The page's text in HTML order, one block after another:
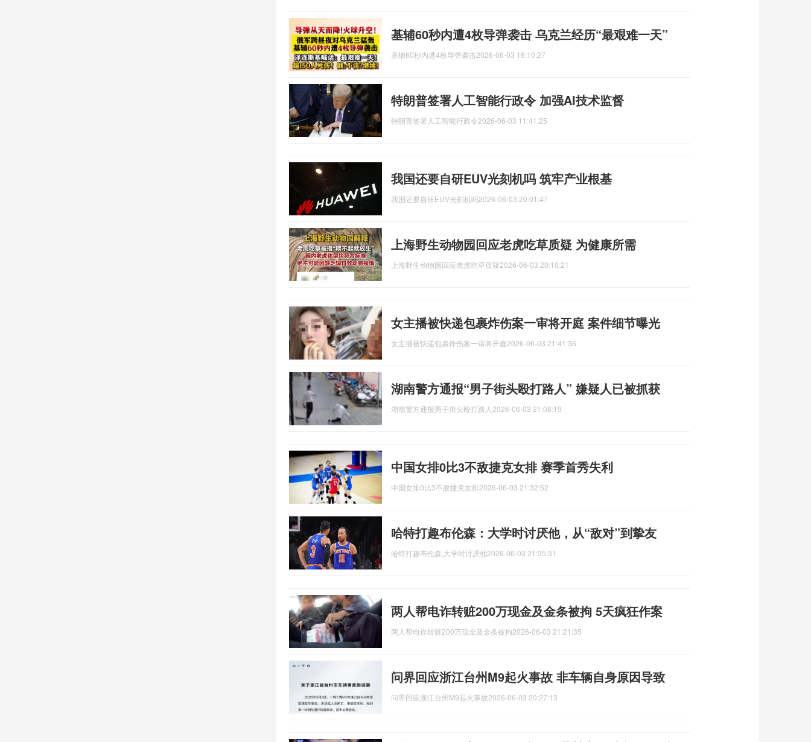
基辅60秒内遭4枚导弹袭击 乌克兰经历“最艰难一天”
基辅60秒内遭4枚导弹袭击2026-06-03 16:10:27
特朗普签署人工智能行政令 加强AI技术监督
特朗普签署人工智能行政令2026-06-03 11:41:25
我国还要自研EUV光刻机吗 筑牢产业根基
我国还要自研EUV光刻机吗2026-06-03 20:01:47
上海野生动物园回应老虎吃草质疑 为健康所需
上海野生动物园回应老虎吃草质疑2026-06-03 20:10:21
女主播被快递包裹炸伤案一审将开庭 案件细节曝光
女主播被快递包裹炸伤案一审将开庭2026-06-03 21:41:36
湖南警方通报“男子街头殴打路人” 嫌疑人已被抓获
湖南警方通报男子街头殴打路人 2026-06-03 21:08:19
中国女排0比3不敌捷克女排 赛季首秀失利
中国女排0比3不敌捷克女排2026-06-03 21:32:52
哈特打趣布伦森：大学时讨厌他，从“敌对”到挚友
哈特打趣布伦森,大学时讨厌他2026-06-03 21:35:31
两人帮电诈转赃200万现金及金条被拘 5天疯狂作案
两人帮电诈转赃200万现金及金条被拘2026-06-03 21:21:35
问界回应浙江台州M9起火事故 非车辆自身原因导致
问界回应浙江台州M9起火事故2026-06-03 20:27:13